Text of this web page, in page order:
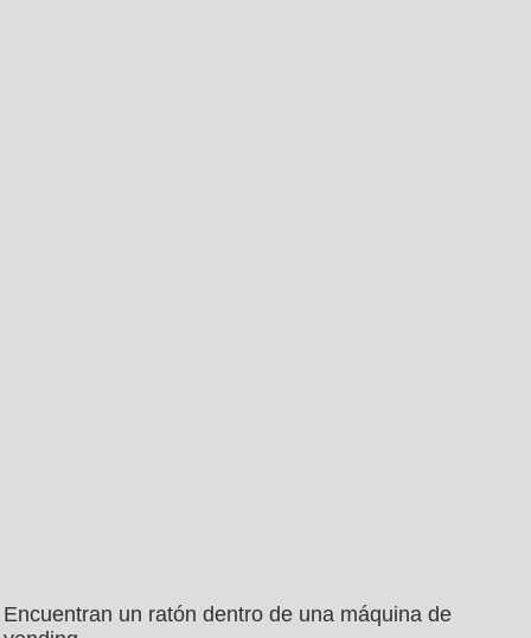
Encuentran un ratón dentro de una máquina de